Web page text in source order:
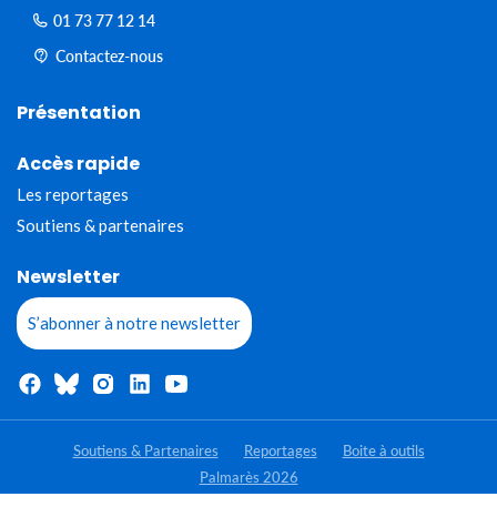
01 73 77 12 14
Contactez-nous
Présentation
Accès rapide
Les reportages
Soutiens & partenaires
Newsletter
S’abonner à notre newsletter
Soutiens & Partenaires Reportages
Boite à outils
Palmarès 2026